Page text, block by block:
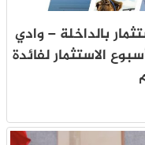
بالداخلة – وادي
الاستثمار لفائدة